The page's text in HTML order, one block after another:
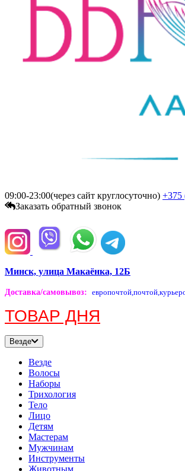
09:00-23:00(через сайт круглосуточно) +375
Заказать обратный звонок
Минск, улица Макаёнка, 12Б
Доставка/самовывоз: европочтой,почтой,
ТОВАР ДНЯ
Везде
Везде
Волосы
Наборы
Трихология
Тело
Лицо
Детям
Мастерам
Мужчинам
Инструменты